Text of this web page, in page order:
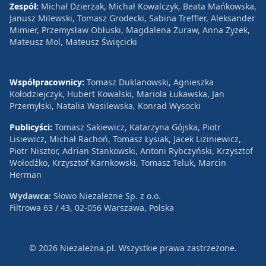
Zespół: Michał Dzierżak, Michał Kowalczyk, Beata Mańkowska,
Janusz Milewski, Tomasz Grodecki, Sabina Treffler, Aleksander
Mimier, Przemysław Obłuski, Magdalena Żuraw, Anna Zyzek,
Mateusz Mol, Mateusz Święcicki
Współpracownicy: Tomasz Duklanowski, Agnieszka
Kołodziejczyk, Hubert Kowalski, Mariola Łukawska, Jan
Przemyłski, Natalia Wasilewska, Konrad Wysocki
Publicyści: Tomasz Sakiewicz, Katarzyna Gójska, Piotr
Lisiewicz, Michał Rachoń, Tomasz Łysiak, Jacek Liziniewicz,
Piotr Nisztor, Adrian Stankowski, Antoni Rybczyński, Krzysztof
Wołodźko, Krzysztof Karnkowski, Tomasz Teluk, Marcin
Herman
Wydawca: Słowo Niezależne Sp. z o.o.
Filtrowa 63 / 43, 02-056 Warszawa, Polska
© 2026 Niezależna.pl. Wszystkie prawa zastrzeżone.